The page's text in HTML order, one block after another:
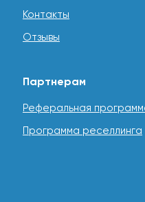
Контакты
Отзывы
Партнерам
Реферальная
Программа реселлинга